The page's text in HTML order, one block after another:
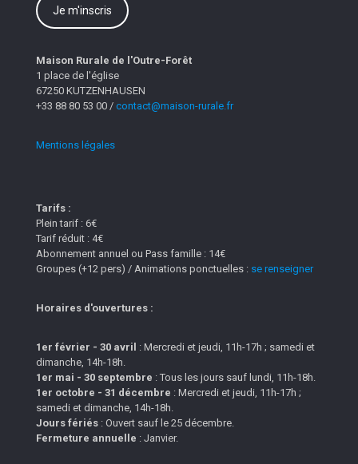
Je m'inscris
Maison Rurale de l'Outre-Forêt
1 place de l'église
67250 KUTZENHAUSEN
+33 88 80 53 00 / contact@maison-rurale.fr
Mentions légales
Tarifs :
Plein tarif : 6€
Tarif réduit : 4€
Abonnement annuel ou Pass famille : 14€
Groupes (+12 pers) / Animations ponctuelles : se renseigner
Horaires d'ouvertures :
1er février - 30 avril : Mercredi et jeudi, 11h-17h ; samedi et
dimanche, 14h-18h.
1er mai - 30 septembre : Tous les jours sauf lundi, 11h-18h.
1er octobre - 31 décembre : Mercredi et jeudi, 11h-17h ;
samedi et dimanche, 14h-18h.
Jours fériés : Ouvert sauf le 25 décembre.
Fermeture annuelle : Janvier.